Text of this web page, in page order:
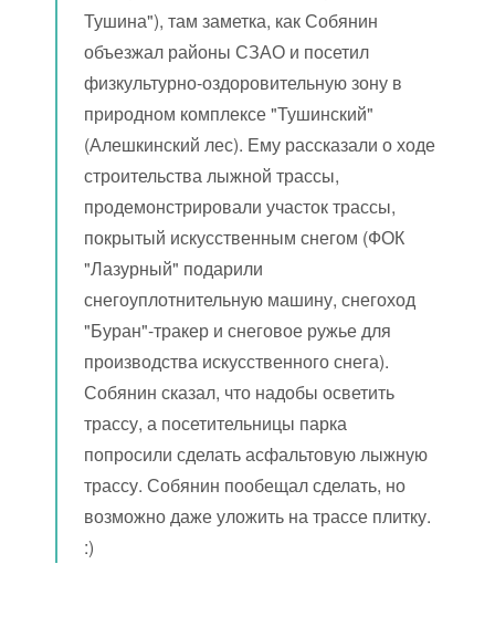
Тушина"), там заметка, как Собянин
объезжал районы СЗАО и посетил
физкультурно-оздоровительную зону в
природном комплексе "Тушинский"
(Алешкинский лес). Ему рассказали о ходе
строительства лыжной трассы,
продемонстрировали участок трассы,
покрытый искусственным снегом (ФОК
"Лазурный" подарили
снегоуплотнительную машину, снегоход
"Буран"-тракер и снеговое ружье для
производства искусственного снега).
Собянин сказал, что надобы осветить
трассу, а посетительницы парка
попросили сделать асфальтовую лыжную
трассу. Собянин пообещал сделать, но
возможно даже уложить на трассе плитку.
:)